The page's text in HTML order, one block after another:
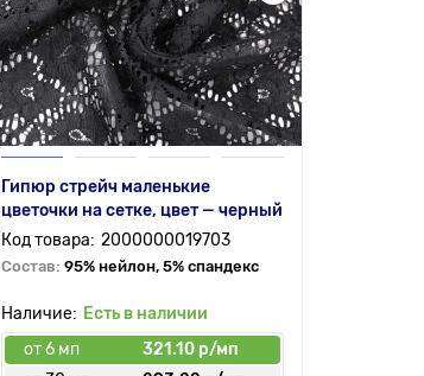
Гипюр стрейч маленькие
цветочки на сетке, цвет — черный
2000000019703
Состав: 95% нейлон, 5% спандекс
Есть в наличии
от 6 мп
321.10 р/мп